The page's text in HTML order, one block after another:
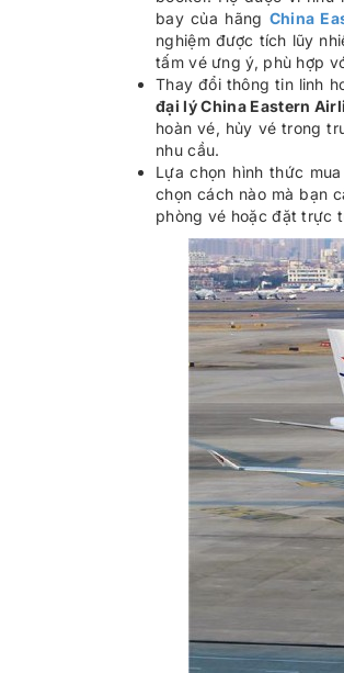
bay của hãng China
nghiệm được tích lũy
tấm vé ưng ý, phù hợp
Thay đổi thông tin linh
đại lý China Eastern
hoàn vé, hủy vé trong
nhu cầu.
Lựa chọn hình thức
chọn cách nào mà bạn
phòng vé hoặc đặt trực